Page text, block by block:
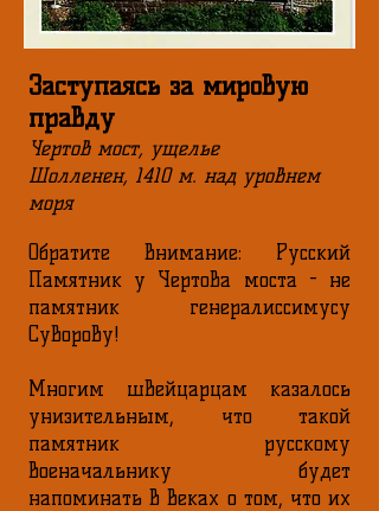
Заступаясь за мировую
правду
Чертов мост, ущелье
Шолленен, 1410 м. над уровнем
моря
Обратите внимание: Русский
Памятник у Чертова моста - не
памятник генералиссимусу
Суворову!
Многим швейцарцам казалось
унизительным, что такой
памятник русскому
военачальнику будет
напоминать в веках о том, что их